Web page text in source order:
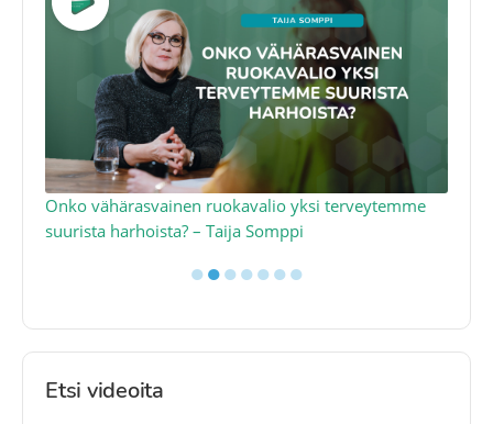
Onko vähärasvainen ruokavalio yksi terveytemme
suurista harhoista? – Taija Somppi
●●●●●●●
Etsi videoita